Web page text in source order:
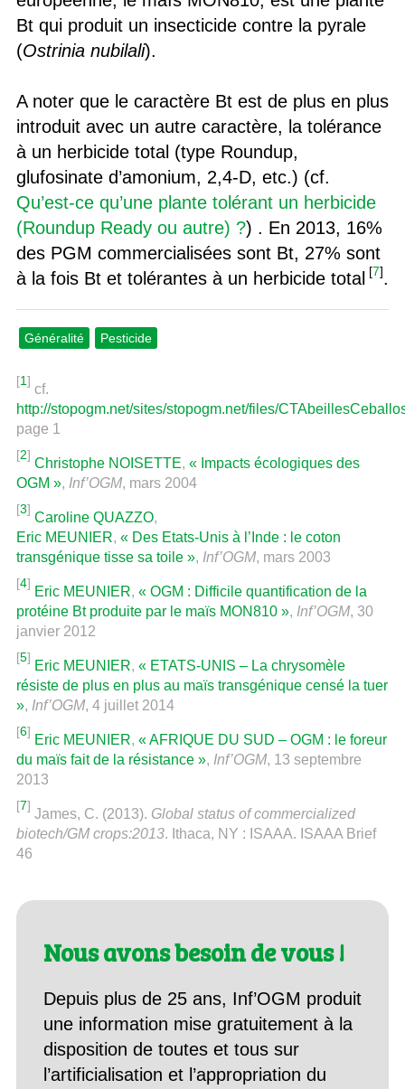
Bt qui produit un insecticide contre la pyrale
(Ostrinia nubilali).
A noter que le caractère Bt est de plus en plus
introduit avec un autre caractère, la tolérance
à un herbicide total (type Roundup,
glufosinate d’amonium, 2,4-D, etc.) (cf.
Qu’est-ce qu’une plante tolérant un herbicide
(Roundup Ready ou autre) ?) . En 2013, 16%
des PGM commercialisées sont Bt, 27% sont
à la fois Bt et tolérantes à un herbicide total [7].
Généralité Pesticide
[1]
cf.
http://stopogm.net/sites/stopogm.net/files/
page 1
[2]
Christophe NOISETTE, « Impacts écologiques des
OGM », Inf’OGM, mars 2004
[3]
Caroline QUAZZO,
Eric MEUNIER, « Des Etats-Unis à l’Inde : le coton
transgénique tisse sa toile », Inf’OGM, mars 2003
[4]
Eric MEUNIER, « OGM : Difficile quantification de la
protéine Bt produite par le maïs MON810 », Inf’OGM, 30
janvier 2012
[5]
Eric MEUNIER, « ETATS-UNIS – La chrysomèle
résiste de plus en plus au maïs transgénique censé la tuer
», Inf’OGM, 4 juillet 2014
[6]
Eric MEUNIER, « AFRIQUE DU SUD – OGM : le foreur
du maïs fait de la résistance », Inf’OGM, 13 septembre
2013
[7]
James, C. (2013). Global status of commercialized
biotech/GM crops:2013. Ithaca, NY : ISAAA. ISAAA Brief
46
Nous avons besoin de vous !
Depuis plus de 25 ans, Inf’OGM produit
une information mise gratuitement à la
disposition de toutes et tous sur
l’artificialisation et l’appropriation du